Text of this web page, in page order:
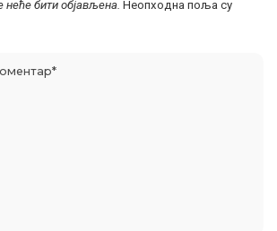
бити објављена. Неопходна поља су